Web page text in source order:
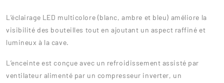
L’éclairage LED multicolore (blanc, ambre et bleu) améliore la
visibilité des bouteilles tout en ajoutant un aspect raffiné et
lumineux à la cave.
L’enceinte est conçue avec un refroidissement assisté par
ventilateur alimenté par un compresseur inverter, un